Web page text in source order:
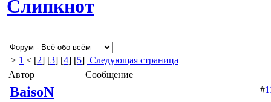
Слипкнот
> 1 < [2] [3] [4] [5] Следующая страница
Автор
Сообщение
BaisoN #